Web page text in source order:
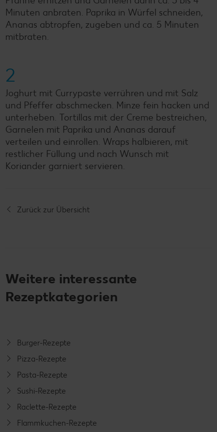
Minuten anbraten. Paprika in Würfel schneiden,
Ananas abtropfen, zugeben und ca. 5 Minuten
mitbraten.
2
Joghurt mit Currypaste verrühren und mit Salz
und Pfeffer abschmecken. Minze fein hacken und
unterheben. Tortillas mit der Creme bestreichen,
Garnelen mit Paprika und Ananas darauf
verteilen und einrollen. Wraps halbieren, mit
restlicher Füllung und nach Wunsch mit
Koriander garniert servieren.
Zurück zur Übersicht
Weitere interessante
Rezeptkategorien
Burger-Rezepte
Pizza-Rezepte
Pasta-Rezepte
Sushi-Rezepte
Raclette-Rezepte
Flammkuchen-Rezepte